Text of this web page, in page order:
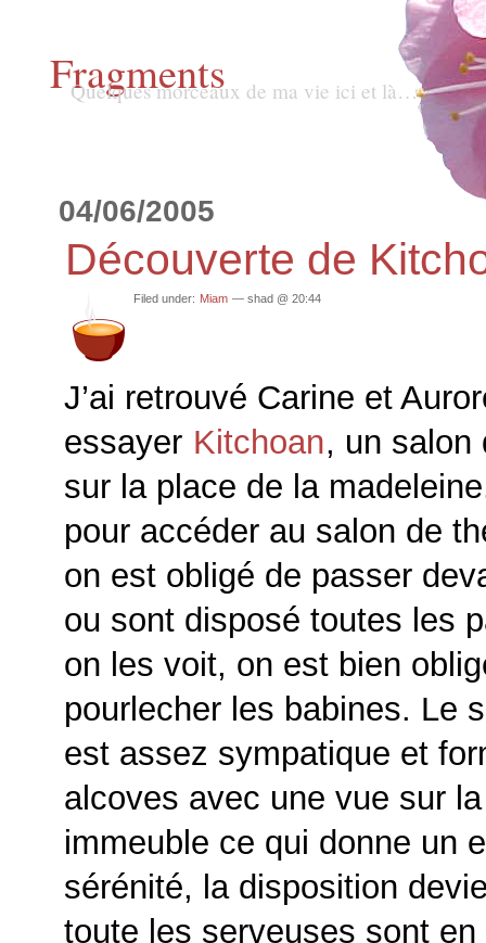
Fragments
Quelques morceaux de ma vie ici et là…
04/06/2005
Découverte de
Filed under: Miam — shad @ 20:44
J’ai retrouvé Carine et
essayer Kitchoan, un salon
sur la place de la
pour accéder au salon de
on est obligé de passer
ou sont disposé toutes les
on les voit, on est bien
pourlecher les babines. Le
est assez sympatique et
alcoves avec une vue sur
immeuble ce qui donne un
sérénité, la disposition
toute les serveuses sont en